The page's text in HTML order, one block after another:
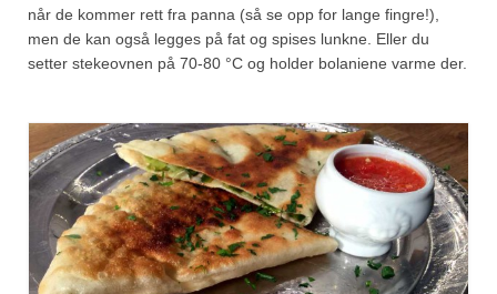
når de kommer rett fra panna (så se opp for lange fingre!),
men de kan også legges på fat og spises lunkne. Eller du
setter stekeovnen på 70-80 °C og holder bolaniene varme der.